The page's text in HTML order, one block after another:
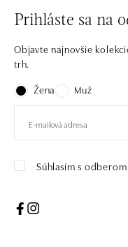
Prihláste sa na
Objavte najnovšie
trh.
Žena
Muž
Súhlasím s